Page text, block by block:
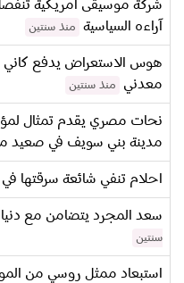
شركة موسيقى امريكية
آراءه السياسية
منذ سنتين
هوس الاستعراض يدفع كاني
معدني
منذ سنتين
نحات مصري يقدم تمثال
مدينة بني سويف في صعيد
احلام تنفي شائعة سرقتها في
سعد المجرد يتضامن مع
سنتين
استبعاد ممثل روسي من